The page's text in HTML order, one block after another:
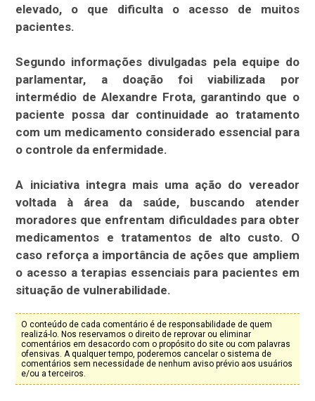
elevado, o que dificulta o acesso de muitos
pacientes.
Segundo informações divulgadas pela equipe do
parlamentar, a doação foi viabilizada por
intermédio de Alexandre Frota, garantindo que o
paciente possa dar continuidade ao tratamento
com um medicamento considerado essencial para
o controle da enfermidade.
A iniciativa integra mais uma ação do vereador
voltada à área da saúde, buscando atender
moradores que enfrentam dificuldades para obter
medicamentos e tratamentos de alto custo. O
caso reforça a importância de ações que ampliem
o acesso a terapias essenciais para pacientes em
situação de vulnerabilidade.
O conteúdo de cada comentário é de responsabilidade de quem
realizá-lo. Nos reservamos o direito de reprovar ou eliminar
comentários em desacordo com o propósito do site ou com palavras
ofensivas. A qualquer tempo, poderemos cancelar o sistema de
comentários sem necessidade de nenhum aviso prévio aos usuários
e/ou a terceiros.